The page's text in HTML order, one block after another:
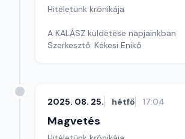
Hitéletünk krónikája
A KALÁSZ küldetése napjainkban
Szerkesztő: Kékesi Enikő
2025. 08. 25. hétfő 17:04
Magvetés